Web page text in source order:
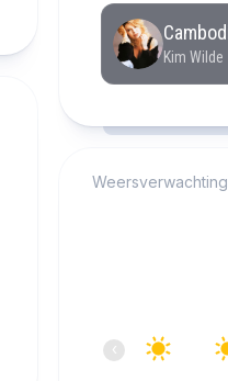
Weersverwachting
‹